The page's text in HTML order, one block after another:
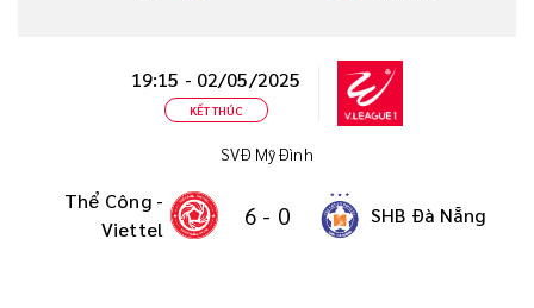
19:15 - 02/05/2025
KẾT THÚC
SVĐ Mỹ Đình
Thể Công -
Viettel
6 - 0 SHB Đà Nẵng